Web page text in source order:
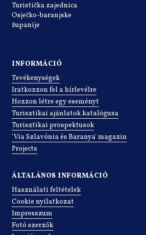
Turistička zajednica
Osječko-baranjske
županije
INFORMÁCIÓ
Tevékenységek
Iratkozzon fel a hírlevélre
Hozzon létre egy eseményt
Turisztikai ajánlatok katalógusa
Turisztikai prospektusok
'Via Szlavónia és Baranya' magazin
Projects
ÁLTALÁNOS INFORMÁCIÓ
Használati feltételek
Cookie nyilatkozat
Impresszum
Fotó szerzők